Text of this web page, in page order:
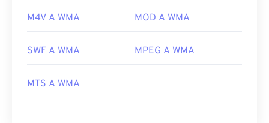
M4V A WMA MOD A WMA
SWF A WMA MPEG A WMA
MTS A WMA